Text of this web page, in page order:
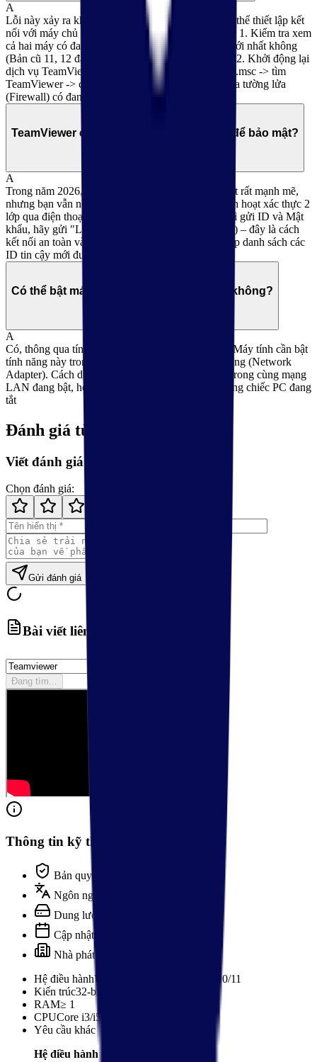
A
Lỗi này xảy ra khi máy tính của đối phương không thể thiết lập kết
nối với máy chủ của TeamViewer. Cách khắc phục: 1. Kiểm tra xem
cả hai máy có đang dùng phiên bản TeamViewer mới nhất không
(Bản cũ 11, 12 đã ngừng hỗ trợ từ cuối năm 2025). 2. Khởi động lại
dịch vụ TeamViewer: Nhấn Win + R -> gõ services.msc -> tìm
TeamViewer -> chuột phải chọn Restart. 3. Kiểm tra tường lửa
(Firewall) có đang chặn ứng dụng hay không.
TeamViewer có an toàn không? Làm sao để bảo mật?
A
Trong năm 2026, TeamViewer đã nâng cấp bảo mật rất mạnh mẽ,
nhưng bạn vẫn nên chủ động: - Bật 2FA: Luôn kích hoạt xác thực 2
lớp qua điện thoại. - Sử dụng Session Link: Thay vì gửi ID và Mật
khẩu, hãy gửi "Link tham gia phiên" (Session Link) – đây là cách
kết nối an toàn và hiện đại hơn. - Whitelist: Thiết lập danh sách các
ID tin cậy mới được phép kết nối vào máy bạn.
Có thể bật máy tính từ xa khi nó đang tắt không?
A
Có, thông qua tính năng Wake-on-LAN. Yêu cầu: Máy tính cần bật
tính năng này trong BIOS và trong cài đặt Card mạng (Network
Adapter). Cách dùng: Bạn cần một máy tính khác trong cùng mạng
LAN đang bật, hoặc một địa chỉ IP tĩnh để khởi động chiếc PC đang
tắt
Đánh giá từ người dùng
Viết đánh giá của bạn
Chọn đánh giá:
Gửi đánh giá
Bài viết liên quan
Đang tìm...
Thông tin kỹ thuật
Bản quyền
Ngôn ngữ
Dung lượng
Cập nhật
Nhà phát triển
Hệ điều hànhWindows XP/Vista/7/8/8.1/10/11
Kiến trúc32-bit/ 64-bit
RAM≥ 1
CPUCore i3/i5/i7/i9
Yêu cầu khác
Hệ điều hành (OS)